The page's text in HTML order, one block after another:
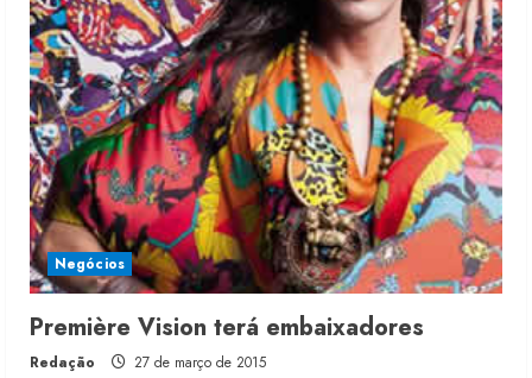
Negócios
Première Vision terá embaixadores
Redação 27 de março de 2015
Renata Caixeta assume Movimento
Sou de Algodão
5 de agosto de 2026